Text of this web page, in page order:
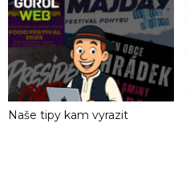
Naše tipy kam vyrazit